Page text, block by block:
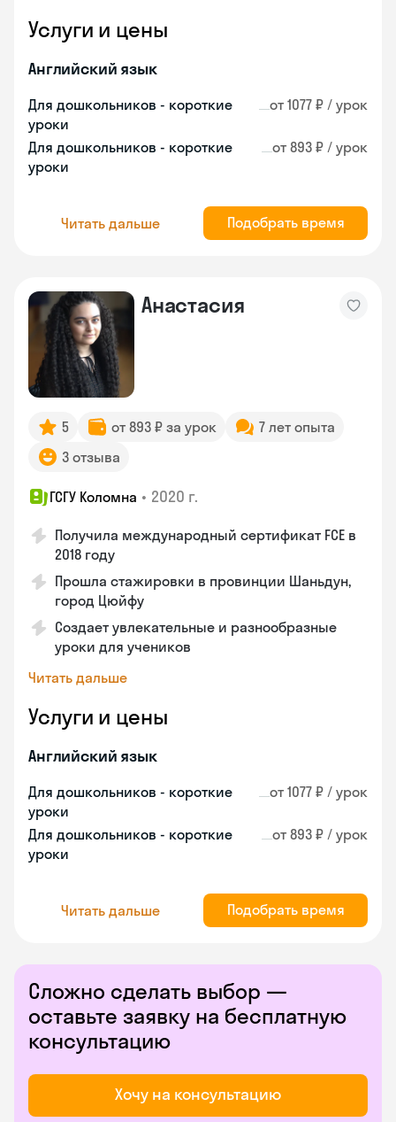
Услуги и цены
Английский язык
Для дошкольников - короткие
уроки
от 1077 ₽ / урок
Для дошкольников - короткие
уроки
от 893 ₽ / урок
Читать дальше Подобрать время
Анастасия
5 от 893 ₽ за урок
7 лет опыта
3 отзыва
ГСГУ Коломна • 2020 г.
Получила международный сертификат FCE в
2018 году
Прошла стажировки в провинции Шаньдун,
город Цюйфу
Создает увлекательные и разнообразные
уроки для учеников
Читать дальше
Услуги и цены
Английский язык
Для дошкольников - короткие
уроки
от 1077 ₽ / урок
Для дошкольников - короткие
уроки
от 893 ₽ / урок
Читать дальше Подобрать время
Сложно сделать выбор —
оставьте заявку на бесплатную
консультацию
Хочу на консультацию